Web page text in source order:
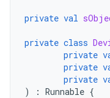
private val
private class
private
private
private
)
: Runnable {